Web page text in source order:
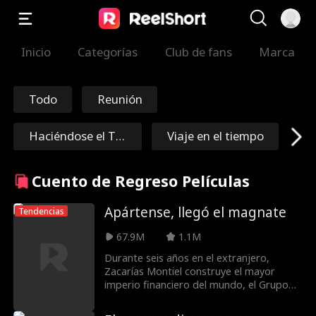
Inicio Categorías Club de fans Marca
Todo Reunión
Haciéndose el To
Viaje en el tiempo
Redención Inmortal
Mariscal/General Femenino
nderson
Brittany Marsice
Alexandria Watts
Cuento de Regreso Películas
Tendencias Apártense, llegó el magnate
67.9M
1.1M
Durante seis años en el extranjero,
Zacarías Montiel construye el mayor
imperio financiero del mundo, el Grupo
incluso ayudando al actual presidente a